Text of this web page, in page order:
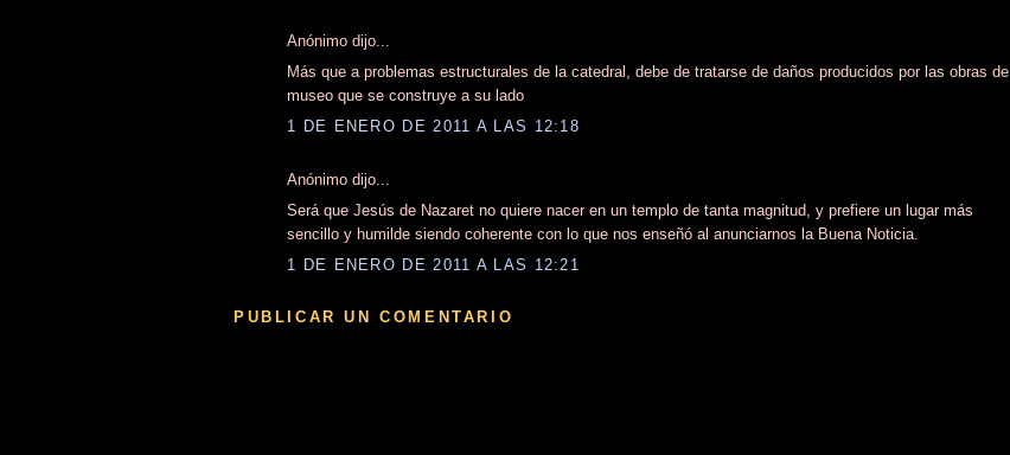
Anónimo dijo...
Más que a problemas estructurales de la catedral, debe de tratarse de daños producidos por las obras de
museo que se construye a su lado
1 DE ENERO DE 2011 A LAS 12:18
Anónimo dijo...
Será que Jesús de Nazaret no quiere nacer en un templo de tanta magnitud, y prefiere un lugar más
sencillo y humilde siendo coherente con lo que nos enseñó al anunciarnos la Buena Noticia.
1 DE ENERO DE 2011 A LAS 12:21
PUBLICAR UN COMENTARIO